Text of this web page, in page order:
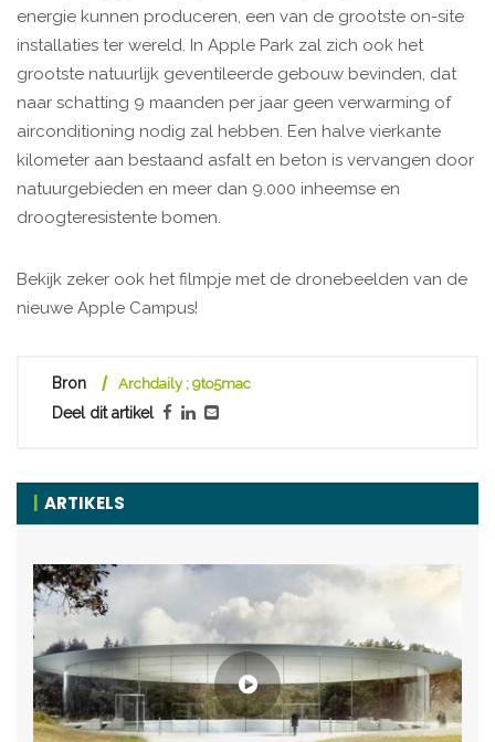
energie kunnen produceren, een van de grootste on-site
installaties ter wereld. In Apple Park zal zich ook het
grootste natuurlijk geventileerde gebouw bevinden, dat
naar schatting 9 maanden per jaar geen verwarming of
airconditioning nodig zal hebben. Een halve vierkante
kilometer aan bestaand asfalt en beton is vervangen door
natuurgebieden en meer dan 9.000 inheemse en
droogteresistente bomen.
Bekijk zeker ook het filmpje met de dronebeelden van de
nieuwe Apple Campus!
Bron Archdaily ; 9to5mac
Deel dit artikel
ARTIKELS